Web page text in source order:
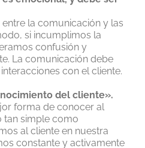
la comunicación y las
si incumplimos la
confusión y
La comunicación debe
con el cliente.
del cliente».
forma de conocer al
tan simple como
al cliente en nuestra
constante y activamente